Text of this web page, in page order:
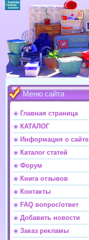
Меню сайта
Главная страница
КАТАЛОГ
Информация о сайте
Каталог статей
Форум
Книга отзывов
Контакты
FAQ вопрос/ответ
Добавить новости
Заказ рекламы